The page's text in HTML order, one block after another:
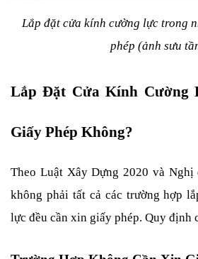
Lắp đặt cửa kính cường lực trong
phép (ảnh sưu
Lắp Đặt Cửa Kính Cường
Giấy Phép Không?
Theo Luật Xây Dựng 2020 và Nghị
không phải tất cả các trường hợp
lực đều cần xin giấy phép. Quy định